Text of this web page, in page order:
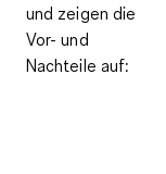
und zeigen die
Vor- und
Nachteile auf: